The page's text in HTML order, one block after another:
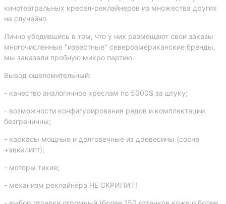
кинотеатральных кресел-реклайнеров из множества других
не случайно
Лично убедившись в том, что у них размещают свои заказы
многочисленные "известные" североамериканские бренды,
мы заказали пробную микро партию.
Вывод ошеломительный:
- качество аналогичное креслам по 5000$ за штуку;
- возможности конфигурирования рядов и комплектации
безграничны;
- каркасы мощные и долговечные из древесины (сосна
+эвкалипт);
- моторы тихие;
- механизм реклайнера НЕ СКРИПИТ!